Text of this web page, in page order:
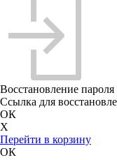
Восстановление пароля
Ссылка для
ОК
X
Перейти в корзину
ОК